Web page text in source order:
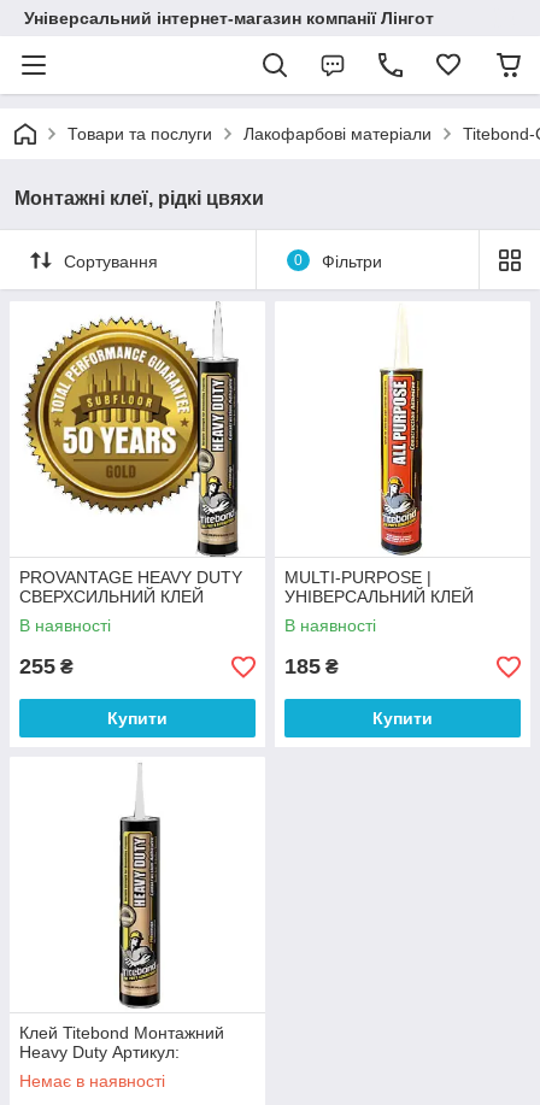
Універсальний інтернет-магазин компанії Лінгот
Товари та послуги Лакофарбові матеріали Titebond-
Монтажні клеї, рідкі цвяхи
Сортування 0 Фільтри
PROVANTAGE HEAVY DUTY
СВЕРХСИЛЬНИЙ КЛЕЙ
В наявності
255 ₴
Купити
MULTI-PURPOSE |
УНІВЕРСАЛЬНИЙ КЛЕЙ
В наявності
185 ₴
Купити
Клей Titebond Монтажний
Heavy Duty Артикул:
Немає в наявності